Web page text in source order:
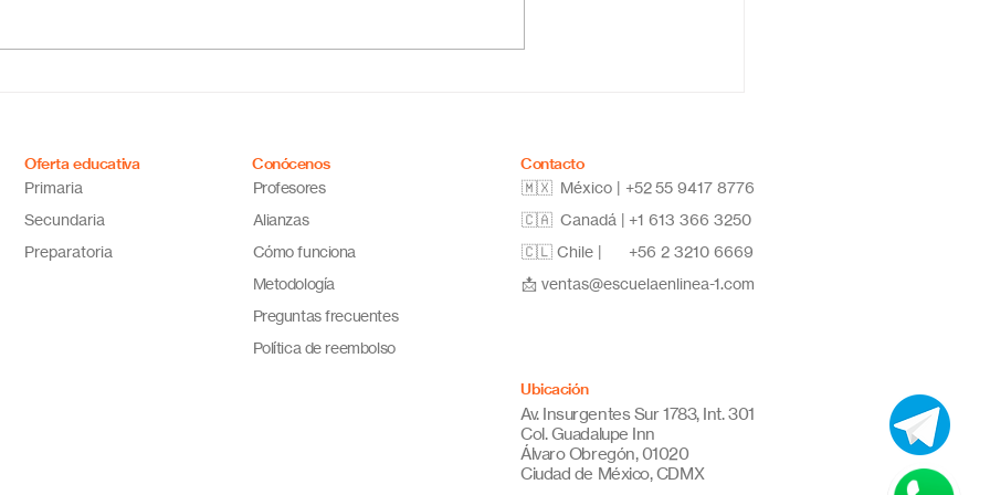
Oferta educativa
Primaria
Secundaria
Preparatoria
Conócenos
Profesores
Alianzas
Cómo funciona
Metodología
Preguntas frecuentes
Política de reembolso
Contacto
🇲🇽 México | +5255 9417 8776
🇨🇦 Canadá | +1 613 366 3250
🇨🇱 Chile | +56 2 3210 6669
📩 ventas@escuelaenlinea-1.com
Ubicación
Av. Insurgentes Sur 1783, Int. 301
Col. Guadalupe Inn
Álvaro Obregón, 01020
Ciudad de México, CDMX